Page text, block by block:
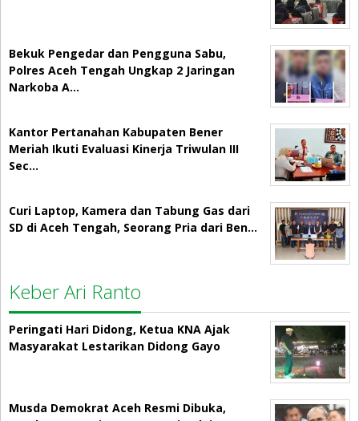
Bekuk Pengedar dan Pengguna Sabu,
Polres Aceh Tengah Ungkap 2 Jaringan
Narkoba A…
Kantor Pertanahan Kabupaten Bener
Meriah Ikuti Evaluasi Kinerja Triwulan III
Sec…
Curi Laptop, Kamera dan Tabung Gas dari
SD di Aceh Tengah, Seorang Pria dari Ben…
Keber Ari Ranto
Peringati Hari Didong, Ketua KNA Ajak
Masyarakat Lestarikan Didong Gayo
Musda Demokrat Aceh Resmi Dibuka,